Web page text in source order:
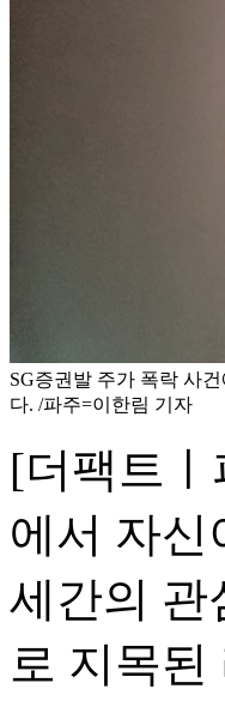
SG증권발 주가 폭락 사
다. /파주=이한림 기자
[더팩트ㅣ
에서 자신
세간의 관
로 지목